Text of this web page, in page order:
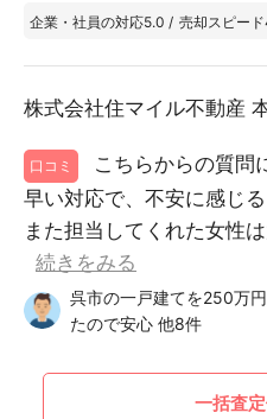
企業・社員の対応5.0 / 売却スピード
株式会社住マイル不動産
口コミ
こちらからの質問
早い対応で、不安に感じ
また担当してくれた女性
続きをみる
呉市の一戸建てを250万
たので安心 他8件
一括査